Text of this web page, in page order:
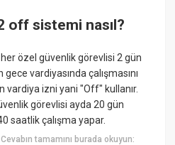
off sistemi nasıl?
her özel güvenlik görevlisi 2 gün
vardiyasında çalışmasını
vardiya izni yani "Off" kullanır.
görevlisi ayda 20 gün
saatlik çalışma yapar.
Cevabın tamamını burada okuyun: